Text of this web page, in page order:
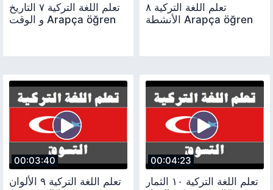
تعلم اللغة التركية ٧ التاريخ
و الوقت Arapça öğren
تعلم اللغة التركية ٨
الأنشطة Arapça öğren
00:03:40
تعلم اللغة التركية ٩ الألوان
00:04:23
تعلم اللغة التركية ١٠ الثمار